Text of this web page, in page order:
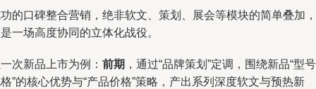
的口碑整合营销，绝非软文、策划、展会等模块的简单叠加，
一场高度协同的立体化战役。
次新品上市为例： 前期 ，通过“品牌策划”定调，围绕新品“型号
”的核心优势与“产品价格”策略，产出系列深度软文与预热新